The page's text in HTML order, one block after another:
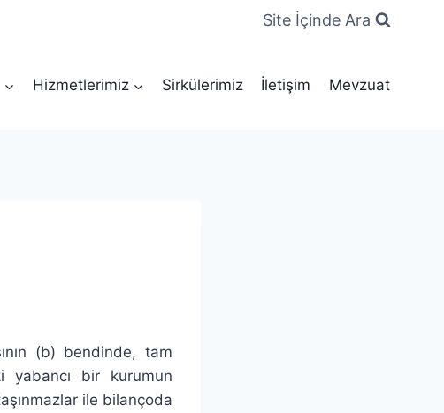
Site İçinde Ara
Hizmetlerimiz Sirkülerimiz İletişim Mevzuat
(b) bendinde, tam
yabancı bir kurumun
ile bilançoda